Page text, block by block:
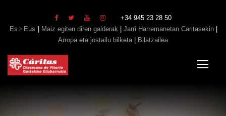
+34 945 23 28 50
Es
Eus Maiz egiten diren galderak Jarri Harremanetan Caritasekin
Arropa eta jostailu bilketa| Bilatzailea